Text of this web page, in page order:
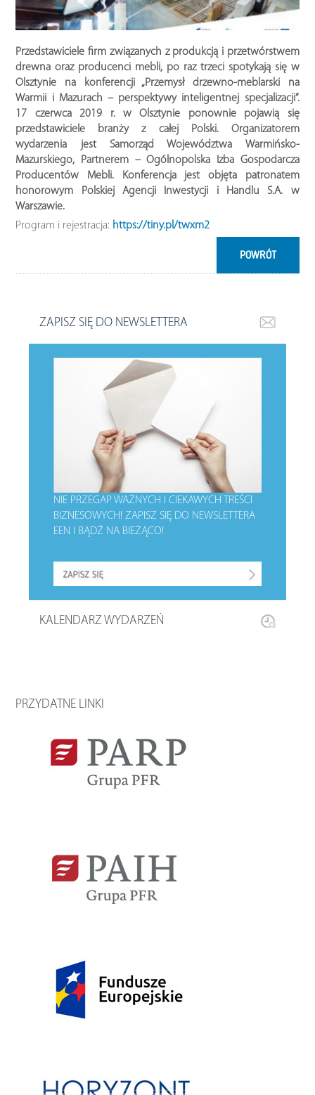
Przedstawiciele firm związanych z produkcją i przetwórstwem
drewna oraz producenci mebli, po raz trzeci spotykają się w
Olsztynie na konferencji „Przemysł drzewno-meblarski na
Warmii i Mazurach – perspektywy inteligentnej specjalizacji”.
17 czerwca 2019 r. w Olsztynie ponownie pojawią się
przedstawiciele branży z całej Polski. Organizatorem
wydarzenia jest Samorząd Województwa Warmińsko-
Mazurskiego, Partnerem – Ogólnopolska Izba Gospodarcza
Producentów Mebli. Konferencja jest objęta patronatem
honorowym Polskiej Agencji Inwestycji i Handlu S.A. w
Warszawie.
Program i rejestracja: https://tiny.pl/twxm2
POWRÓT
ZAPISZ SIĘ DO NEWSLETTERA
NIE PRZEGAP WAŻNYCH I CIEKAWYCH TREŚCI
BIZNESOWYCH!ZAPISZ SIĘ DO NEWSLETTERA
EEN I BĄDŹ NA BIEŻĄCO!
KALENDARZ WYDARZEŃ
PRZYDATNE LINKI